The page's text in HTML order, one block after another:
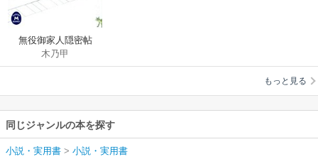
無役御家人隠密帖
木乃甲
もっと見る
同じジャンルの本を探す
小説・実用書 > 小説・実用書